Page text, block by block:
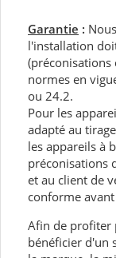
Garantie :
l'installation
(préconisations
normes en
ou 24.2.
Pour les
adapté au
les appareils à
préconisations
et au client de
conforme
Afin de profiter
bénéficier d'un